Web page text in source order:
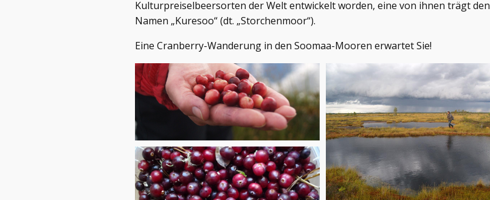
Kulturpreiselbeersorten der Welt entwickelt worden, eine von ihnen trägt den
Namen „Kuresoo“ (dt. „Storchenmoor“).
Eine Cranberry-Wanderung in den Soomaa-Mooren erwartet Sie!